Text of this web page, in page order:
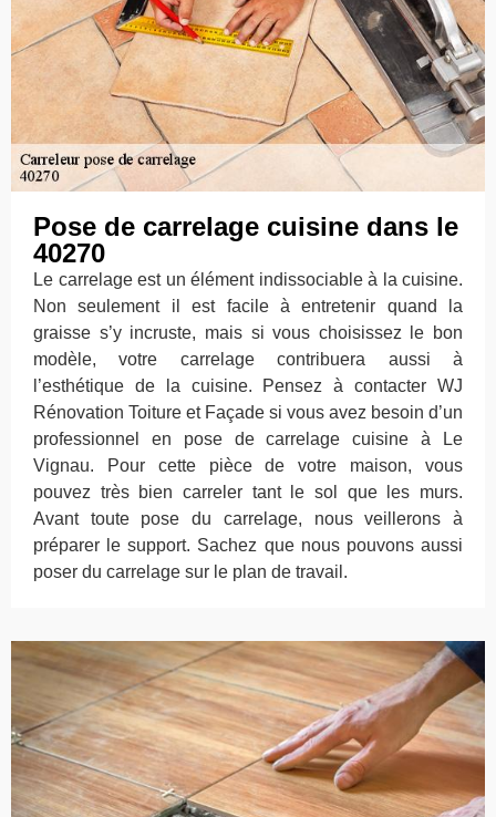
Pose de carrelage cuisine dans le
40270
Le carrelage est un élément indissociable à la cuisine.
Non seulement il est facile à entretenir quand la
graisse s’y incruste, mais si vous choisissez le bon
modèle, votre carrelage contribuera aussi à
l’esthétique de la cuisine. Pensez à contacter WJ
Rénovation Toiture et Façade si vous avez besoin d’un
professionnel en pose de carrelage cuisine à Le
Vignau. Pour cette pièce de votre maison, vous
pouvez très bien carreler tant le sol que les murs.
Avant toute pose du carrelage, nous veillerons à
préparer le support. Sachez que nous pouvons aussi
poser du carrelage sur le plan de travail.